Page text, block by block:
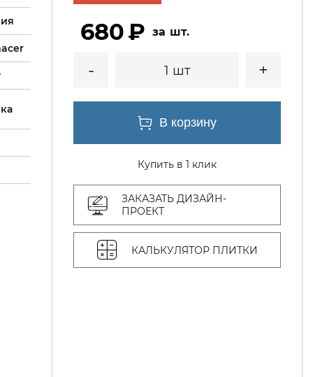
680 шт.
1 шт
Купить в 1 клик
ЗАКАЗАТЬ ДИЗАЙН-
ПРОЕКТ
КАЛЬКУЛЯТОР ПЛИТКИ